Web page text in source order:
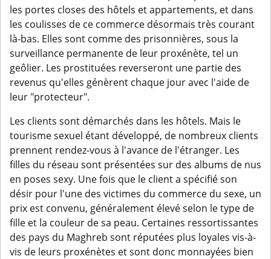
les portes closes des hôtels et appartements, et dans
les coulisses de ce commerce désormais très courant
là-bas. Elles sont comme des prisonnières, sous la
surveillance permanente de leur proxénète, tel un
geôlier. Les prostituées reverseront une partie des
revenus qu'elles génèrent chaque jour avec l'aide de
leur "protecteur".
Les clients sont démarchés dans les hôtels. Mais le
tourisme sexuel étant développé, de nombreux clients
prennent rendez-vous à l'avance de l'étranger. Les
filles du réseau sont présentées sur des albums de nus
en poses sexy. Une fois que le client a spécifié son
désir pour l'une des victimes du commerce du sexe, un
prix est convenu, généralement élevé selon le type de
fille et la couleur de sa peau. Certaines ressortissantes
des pays du Maghreb sont réputées plus loyales vis-à-
vis de leurs proxénètes et sont donc monnayées bien